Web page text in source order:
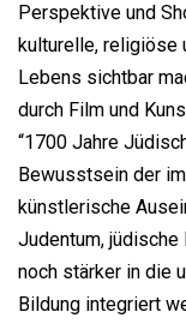
Perspektive und
kulturelle, religiöse
Lebens sichtbar
durch Film und
“1700 Jahre
Bewusstsein der
künstlerische
Judentum,
noch stärker in die
Bildung integriert